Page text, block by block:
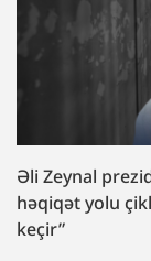
Əli Zeynal
həqiqət yolu
keçir”